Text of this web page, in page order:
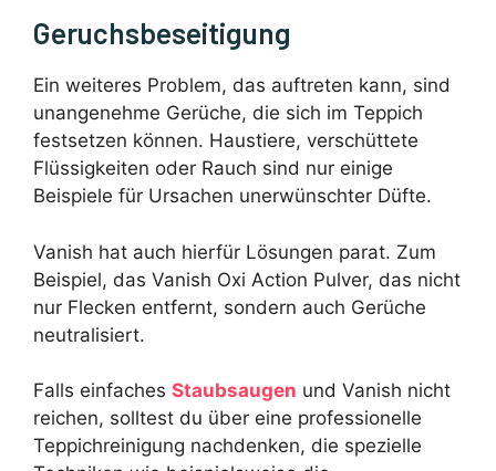
Geruchsbeseitigung
Ein weiteres Problem, das auftreten kann, sind
unangenehme Gerüche, die sich im Teppich
festsetzen können. Haustiere, verschüttete
Flüssigkeiten oder Rauch sind nur einige
Beispiele für Ursachen unerwünschter Düfte.
Vanish hat auch hierfür Lösungen parat. Zum
Beispiel, das Vanish Oxi Action Pulver, das nicht
nur Flecken entfernt, sondern auch Gerüche
neutralisiert.
Falls einfaches Staubsaugen und Vanish nicht
reichen, solltest du über eine professionelle
Teppichreinigung nachdenken, die spezielle